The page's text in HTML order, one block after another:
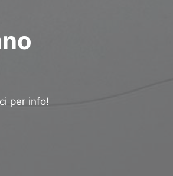
per info!